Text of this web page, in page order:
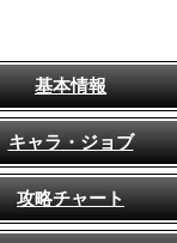
基本情報
キャラ・ジョブ
攻略チャート